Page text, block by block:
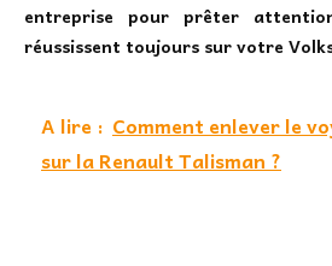
entreprise pour prêter
réussissent toujours sur votre
A lire : Comment enlever le
sur la Renault Talisman ?